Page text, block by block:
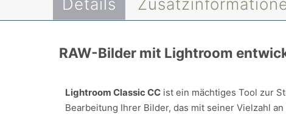
Details
RAW-Bilder mit Lightroom
Lightroom Classic CC ist ein mächtiges Tool zur
Bearbeitung Ihrer Bilder, das mit seiner Vielzahl